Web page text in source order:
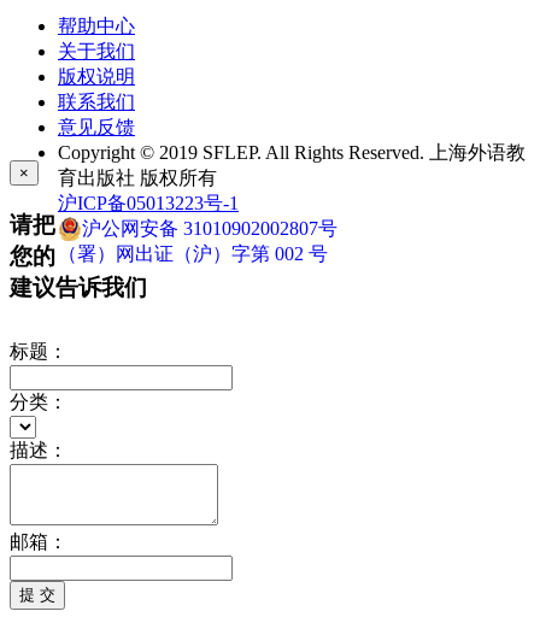
帮助中心
关于我们
版权说明
联系我们
意见反馈
Copyright © 2019 SFLEP. All Rights Reserved. 上海外语教
育出版社 版权所有
沪ICP备05013223号-1
沪公网安备 31010902002807号
（署）网出证（沪）字第 002 号
×
请把
您的
建议告诉我们
标题：
分类：
描述：
邮箱：
提 交